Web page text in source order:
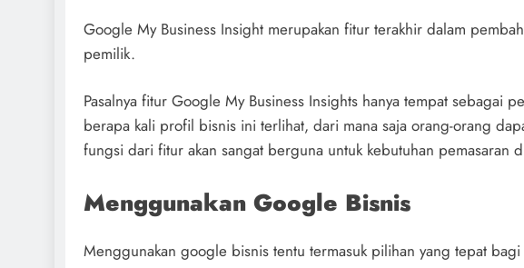
Google My Business Insight merupakan fitur terakhir dalam
pemilik.
Pasalnya fitur Google My Business Insights hanya tempat sebagai
berapa kali profil bisnis ini terlihat, dari mana saja orang-orang
fungsi dari fitur akan sangat berguna untuk kebutuhan pemasaran
Menggunakan Google Bisnis
Menggunakan google bisnis tentu termasuk pilihan yang tepat